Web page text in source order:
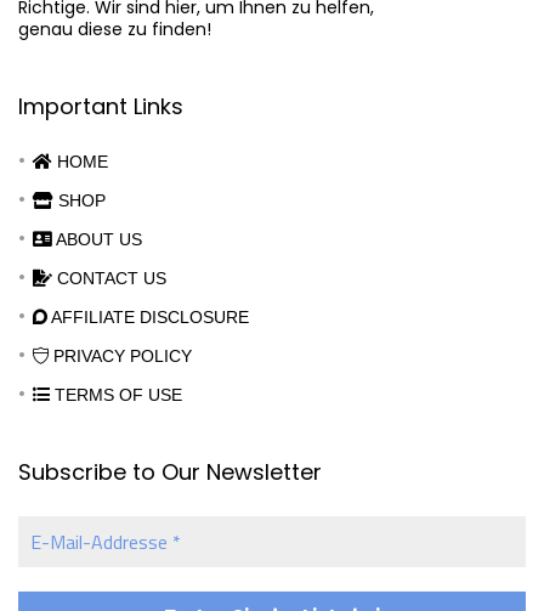
Richtige. Wir sind hier, um Ihnen zu helfen,
genau diese zu finden!
Important Links
HOME
SHOP
ABOUT US
CONTACT US
AFFILIATE DISCLOSURE
PRIVACY POLICY
TERMS OF USE
Subscribe to Our Newsletter
Mail-
*